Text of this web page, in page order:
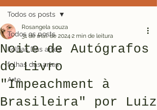
Todos os posts
Folhas Das artes
folhas das artes
Arte
Todos os posts
Noite de Autógrafos
do Livro
"Impeachment à
Brasileira" por Luiz
Rosangela souza
31 de mai. de 2024 2 min de leitura